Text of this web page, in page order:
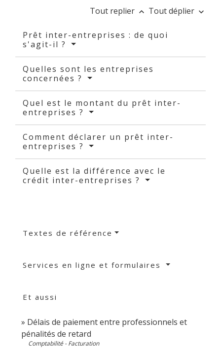
Tout replier keyboard_arrow_up Tout déplier keyboard_arrow_down
Prêt inter-entreprises : de quoi
s'agit-il ?
Quelles sont les entreprises
concernées ?
Quel est le montant du prêt inter-
entreprises ?
Comment déclarer un prêt inter-
entreprises ?
Quelle est la différence avec le
crédit inter-entreprises ?
Textes de référence
Services en ligne et formulaires
Et aussi
Délais de paiement entre professionnels et
pénalités de retard
Comptabilité - Facturation